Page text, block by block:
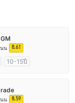
น 8.61
10-15ปี
แบบเต็ม
น 8.59